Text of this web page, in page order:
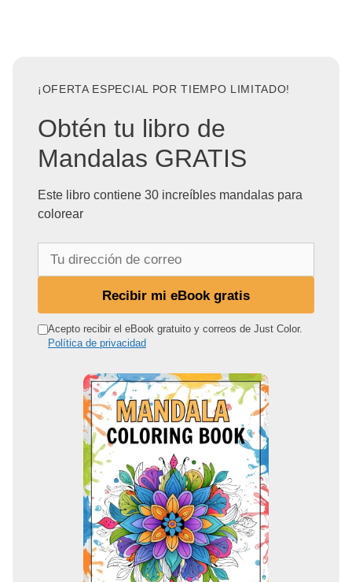
¡OFERTA ESPECIAL POR TIEMPO LIMITADO!
Obtén tu libro de
Mandalas GRATIS
Este libro contiene 30 increíbles mandalas para
colorear
r
Recibir mi eBook gratis
Acepto recibir el eBook gratuito y correos de Just Color.
Política de privacidad